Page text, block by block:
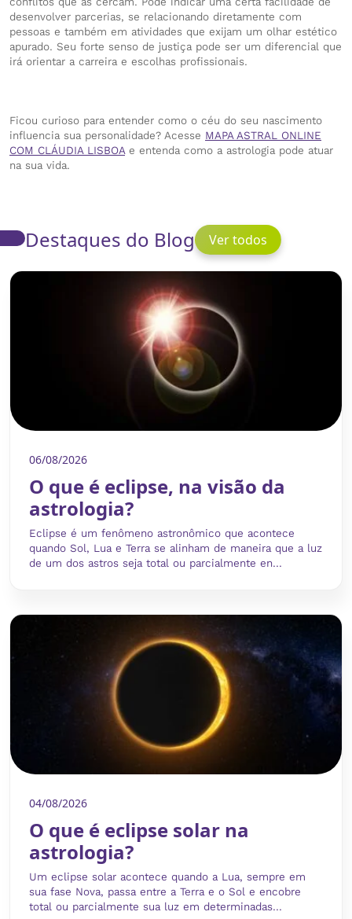
desenvolver parcerias, se relacionando diretamente com
pessoas e também em atividades que exijam um olhar estético
apurado. Seu forte senso de justiça pode ser um diferencial que
irá orientar a carreira e escolhas profissionais.
Ficou curioso para entender como o céu do seu nascimento
influencia sua personalidade? Acesse MAPA ASTRAL ONLINE
COM CLÁUDIA LISBOAe entenda como a astrologia pode atuar
na sua vida.
Destaques do Blog Ver todos
06/08/2026
O que é eclipse, na visão da
astrologia?
Eclipse é um fenômeno astronômico que acontece
quando Sol, Lua e Terra se alinham de maneira que a luz
de um dos astros seja total ou parcialmente en...
04/08/2026
O que é eclipse solar na
astrologia?
Um eclipse solar acontece quando a Lua, sempre em
sua fase Nova, passa entre a Terra e o Sol e encobre
total ou parcialmente sua luz em determinadas...